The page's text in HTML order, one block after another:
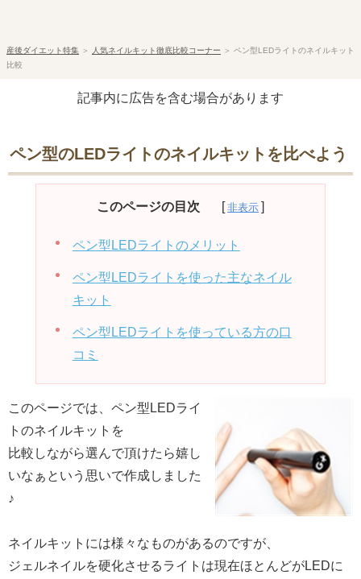
産後ダイエット特集 ＞ 人気ネイルキット徹底比較コーナー ＞ ペン型LEDライトのネイルキット
比較
記事内に広告を含む場合があります
ペン型のLEDライトのネイルキットを比べよう
このページの目次
ペン型LEDライトのメリット
ペン型LEDライトを使った主なネイル
キット
ペン型LEDライトを使っている方の口
コミ
このページでは、ペン型LEDライ
トのネイルキットを
比較しながら選んで頂けたら嬉し
いなぁという思いで作成しました
♪
ネイルキットには様々なものがあるのですが、
ジェルネイルを硬化させるライトは現在ほとんどがLEDに